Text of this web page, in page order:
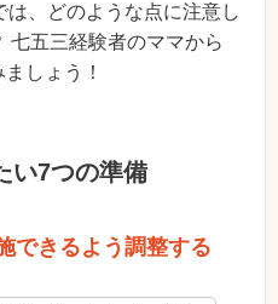
、どのような点に注意し
七五三経験者のママから
しょう！
い7つの準備
できるよう調整する